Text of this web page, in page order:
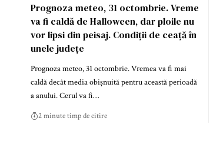
Prognoza meteo, 31 octombrie. Vreme
va fi caldă de Halloween, dar ploile nu
vor lipsi din peisaj. Condiții de ceață în
unele județe
Prognoza meteo, 31 octombrie. Vremea va fi mai
caldă decât media obișnuită pentru această perioadă
a anului. Cerul va fi…
2 minute timp de citire